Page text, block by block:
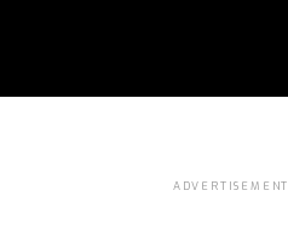
ADVERTISEMENT